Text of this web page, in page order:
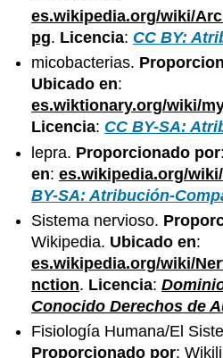
es.wikipedia.org/wiki/
pg. Licencia: CC BY:
micobacterias.
Ubicado en:
es.wiktionary.org/wiki/
Licencia: CC BY-SA:
lepra. Proporcionado por
en:es.wikipedia.org/
BY-SA: Atribución-
Sistema nervioso.
Wikipedia. Ubicado en:
es.wikipedia.org/wiki/
nction. Licencia:
Conocido Derechos de
Fisiología Humana/El
Proporcionado por: